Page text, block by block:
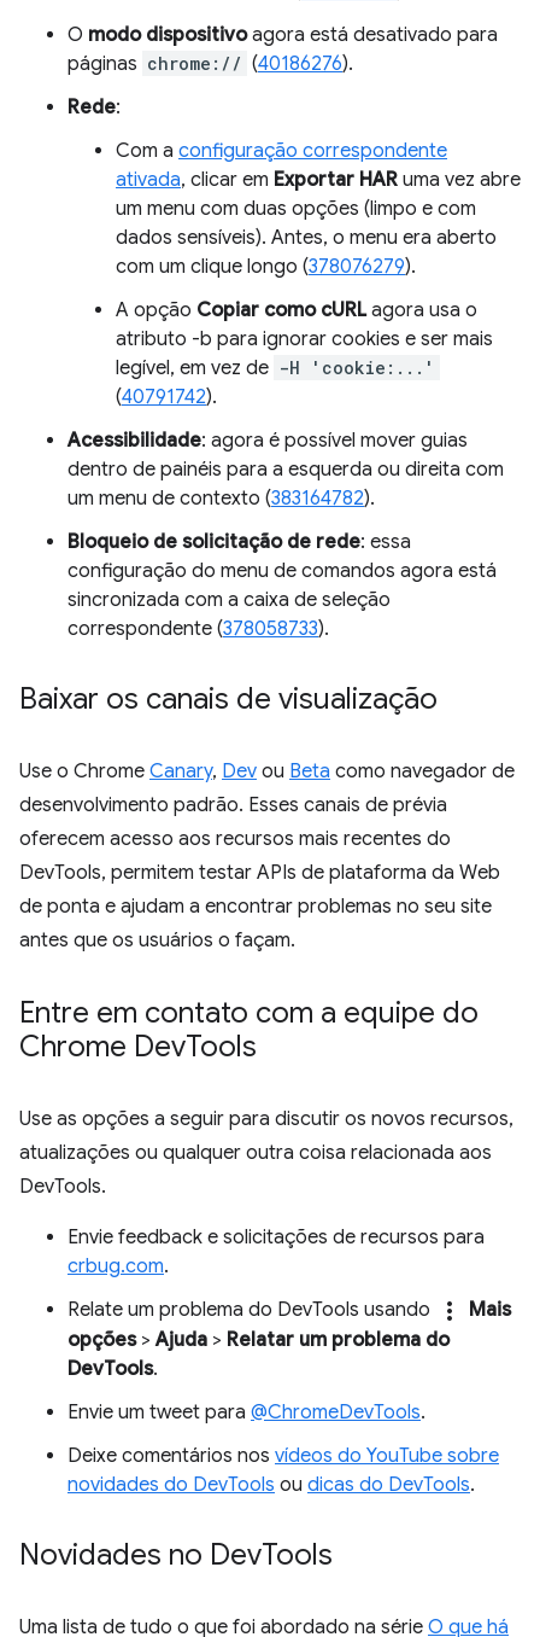
O modo dispositivoagora está desativado para
páginas chrome:// (40186276).
Rede:
Com a configuração correspondente
ativada, clicar em Exportar HAR uma vez abre
um menu com duas opções (limpo e com
dados sensíveis). Antes, o menu era aberto
com um clique longo (378076279).
A opção Copiar como cURLagora usa o
atributo -b para ignorar cookies e ser mais
legível, em vez de -H 'cookie:...'
(40791742).
Acessibilidade: agora é possível mover guias
dentro de painéis para a esquerda ou direita com
um menu de contexto (383164782).
Bloqueio de solicitação de rede: essa
configuração do menu de comandos agora está
sincronizada com a caixa de seleção
correspondente (378058733).
Baixar os canais de visualização
Use o Chrome Canary, Dev ou Beta como navegador de
desenvolvimento padrão. Esses canais de prévia
oferecem acesso aos recursos mais recentes do
DevTools, permitem testar APIs de plataforma da Web
de ponta e ajudam a encontrar problemas no seu site
antes que os usuários o façam.
Entre em contato com a equipe do
Chrome DevTools
Use as opções a seguir para discutir os novos recursos,
atualizações ou qualquer outra coisa relacionada aos
DevTools.
Envie feedback e solicitações de recursos para
crbug.com.
Relate um problema do DevTools usando
more_vert
Mais
opções>Ajuda > Relatar um problema do
DevTools.
Envie um tweet para @ChromeDevTools.
Deixe comentários nos vídeos do YouTube sobre
novidades do DevTools ou dicas do DevTools.
Novidades no DevTools
Uma lista de tudo o que foi abordado na série O que há